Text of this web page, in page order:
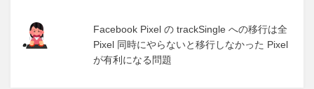
Facebook Pixel の trackSingle への移行は全
Pixel 同時にやらないと移行しなかった Pixel
が有利になる問題